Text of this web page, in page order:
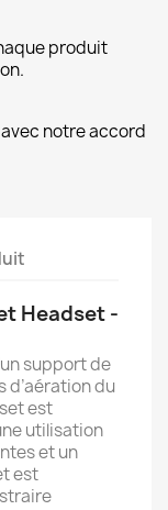
produit
notre accord
Headset -
support de
d’aération du
est
utilisation
et un
est